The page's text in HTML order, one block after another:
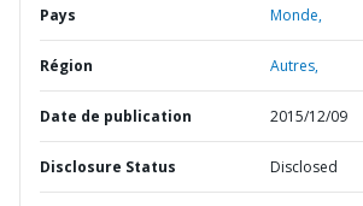
Pays Monde,
Région Autres,
Date de publication 2015/12/09
Disclosure Status Disclosed